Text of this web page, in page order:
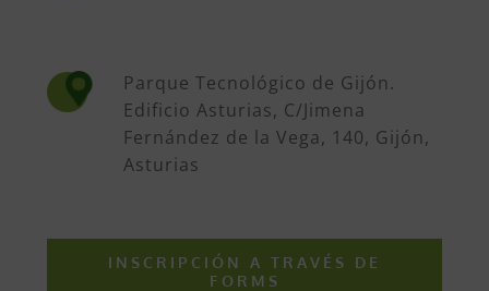
Parque Tecnológico de Gijón.
Edificio Asturias, C/Jimena
Fernández de la Vega, 140, Gijón,
Asturias
INSCRIPCIÓN A TRAVÉS DE
FORMS